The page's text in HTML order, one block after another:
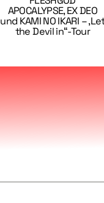
APOCALYPSE, EX DEO
und KAMI NO IKARI –
the Devil in“-Tour